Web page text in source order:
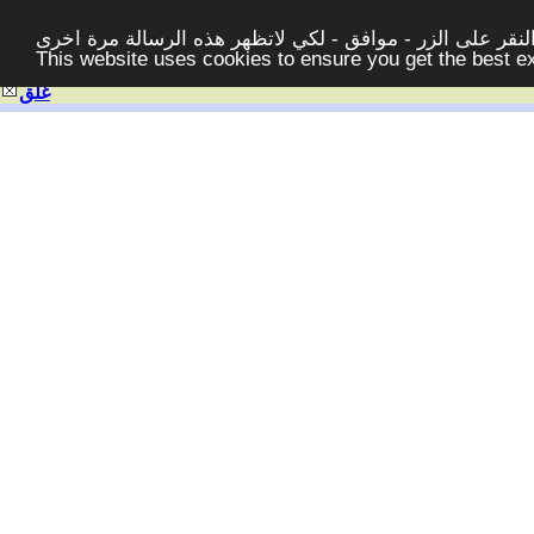
على الزر - موافق - لكي لاتظهر هذه الرسالة مرة اخرى -
This website uses cookies to ensure you get the best
غلق